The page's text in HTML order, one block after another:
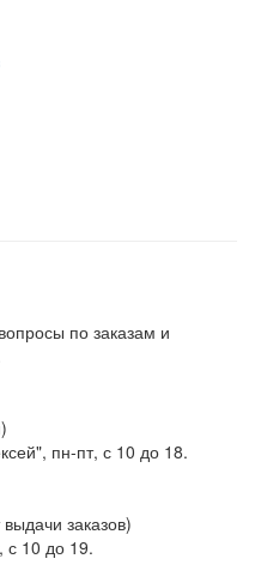
по заказам и
пн-пт, с 10 до 18.
заказов)
с 10 до 19.